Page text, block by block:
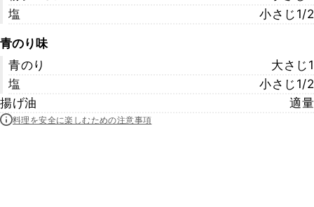
塩
小さじ1/2
青のり味
青のり
大さじ1
塩
小さじ1/2
揚げ油
適量
料理を安全に楽しむための注意事項